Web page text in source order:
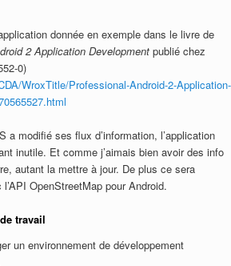
donnée en exemple dans le livre de
2 Application Development publié chez
0)
WroxTitle/Professional-Android-2-Application-
a modifié ses flux d’information, l’application
inutile. Et comme j’aimais bien avoir des info
autant la mettre à jour. De plus ce sera
OpenStreetMap pour Android.
travail
un environnement de développement